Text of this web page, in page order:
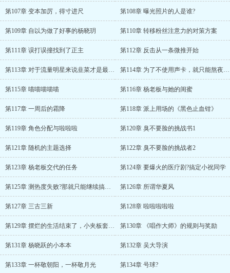
第107章 变本加厉，得寸进尺 第108章 曝光照片的人是谁?
第109章 自以为做了好事的杨晓玥 第110章 转移粉丝注意力的对策方案
第111章 误打误撞找到了正主 第112章 反击从一条微推开始
第113章 对于流量明星来说韭菜才是最重要的 第114章 为了不使用声卡，就只能熬夜录制歌曲了
第115章 喵喵喵喵喵 第116章 杨老板与她的闺蜜
第117章 一周后的霜降 第118章 派上用场的《黑色止血钳》
第119章 角色分配与啦啦啦 第120章 臭不要脸的挑战书1
第121章 随机的主题选择 第122章 臭不要脸的挑战者2
第123章 杨老板交代的任务 第124章 要爆火的医疗剧?搞定小祝同学
第125章 测热度失败?那就只能继续搞事情了 第126章 所谓华夏风
第127章 三古三新 第128章 啦啦啦啦啦
第129章 摆烂的生活结束了，小夹板套上了 第130章 《唱作大师》的规则与奖励
第131章 杨晓跃的小本本 第132章 吴大导演
第133章 一杯敬朝阳，一杯敬月光 第134章 号球?